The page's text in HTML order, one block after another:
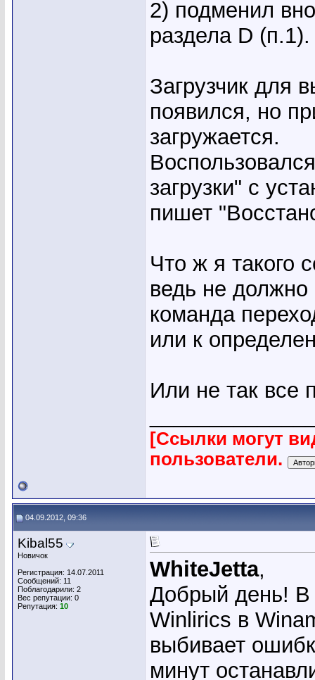
2) подменил
раздела D (п.1).
Загрузчик для
появился, но
загружается.
загрузки" с
пишет
Что ж я такого
ведь не должно
команда
или к
Или не так все
[Ссылки могут
пользователи.
04.09.2012, 09:36
Kibal55
Новичок
Регистрация: 14.07.2011
Сообщений: 11
Поблагодарили: 2
Вес репутации: 0
Репутация: 10
WhiteJetta,
Добрый день! В
Winlirics в
выбивает
минут